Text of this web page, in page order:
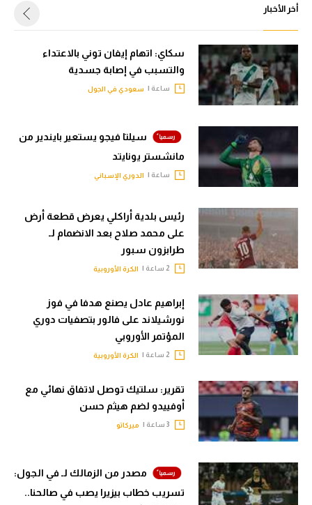
أخر الأخبار
سكاي: اتهام إيفان توني بالاعتداء
والتسبب في إصابة جسدية
ساعة | سعودي في الجول
سيلتا فيجو يستعير بايندير من
مانشستر يونايتد
ساعة | الدوري الإسباني
رئيس بلدية أراكلي يعرض قطعة أرض
على محمد صلاح بعد الانضمام لـ
طرابزون سبور
الكرة الأوروبية
إبراهيم عادل يصنع هدفا في فوز
نورشيلاند على فالور بتصفيات دوري
المؤتمر الأوروبي
الكرة الأوروبية
تقرير: سلتيك توصل لاتفاق نهائي مع
أوفييدو لضم هيثم حسن
ميركاتو
مصدر من الزمالك لـ في الجول:
تسريب خطاب بيزيرا يصب في صالحنا..